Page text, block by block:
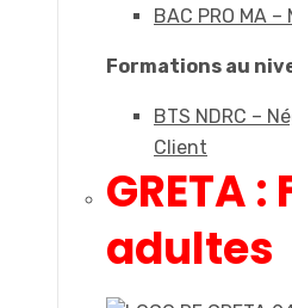
BAC PRO MA
Formations au
BTS NDRC –
Client
GRETA
adultes